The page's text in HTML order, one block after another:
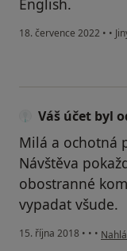
English.
18. července 2022 • •
Váš účet byl
Milá a ochotná
Návštěva
obostranné
vypadat všude.
15. října 2018 • • •